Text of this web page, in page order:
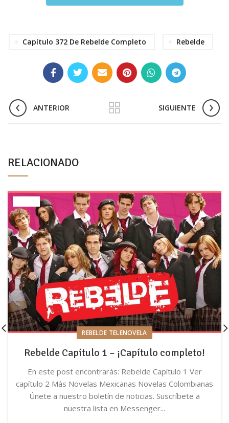
Capítulo 372 De Rebelde Completo Rebelde
ANTERIOR SIGUIENTE
RELACIONADO
REBELDE TELENOVELA
Rebelde Capítulo 1 – ¡Capítulo completo!
En este post encontrarás: Rebelde Capítulo 1 Ver
capítulo 2 Más Novelas Mexicanas Novelas Colombianas
Únete a nuestro boletín de noticias. Suscríbete a
nuestra lista en Messenger...